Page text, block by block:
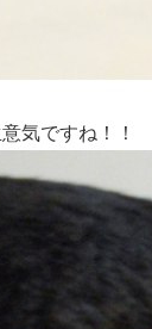
気ですね！！